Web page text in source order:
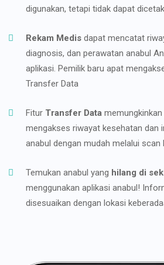
digunakan, tetapi tidak dapat
Rekam Medis dapat mencatat
diagnosis, dan perawatan anabul
aplikasi. Pemilik baru apat
Transfer Data
Fitur Transfer Data
mengakses riwayat kesehatan dan
anabul dengan mudah melalui scan
Temukan anabul yang hilang di
menggunakan aplikasi anabul!
disesuaikan dengan lokasi